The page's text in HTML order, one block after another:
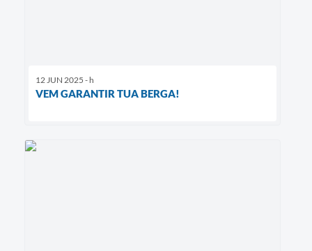
12 JUN 2025 - h
VEM GARANTIR TUA BERGA!